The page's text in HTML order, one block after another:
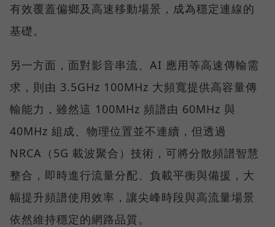
有效覆蓋偏鄉及高速移動場景，成為穩定連線的
基礎。
另一方面，面對影音串流、AI 應用等高速傳輸需
求，則由 3.5GHz 100MHz 大頻寬提供高容量傳
輸能力，雖然這 100MHz 頻譜由 60MHz 與
40MHz 組成、物理位置並不連續，但透過
NRCA（5G 載波聚合）技術，可將分散頻譜智慧
整合，即時進行流量分配、負載平衡與備援，大
幅提升頻譜使用效率，讓尖峰時段與高流量場景
依然維持穩定的網路品質。